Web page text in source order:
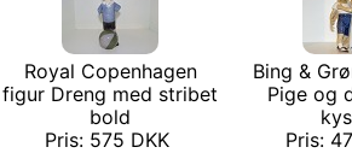
Royal Copenhagen
figur Dreng med stribet
bold
Pris: 575 DKK
Bing &
Pige og
Pris: